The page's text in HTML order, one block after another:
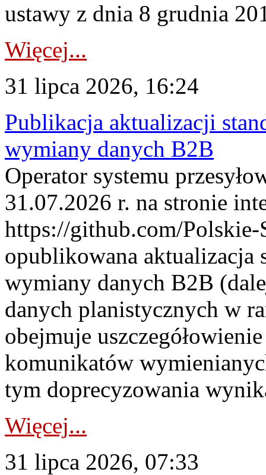
ustawy z dnia 8 grudnia
Więcej...
31 lipca 2026, 16:24
Publikacja aktualizacji
wymiany danych B2B
Operator systemu
31.07.2026 r. na stronie
https://github.com/Polskie-
opublikowana aktualizacja
wymiany danych B2B
danych planistycznych w
obejmuje
komunikatów
tym doprecyzowania
Więcej...
31 lipca 2026, 07:33